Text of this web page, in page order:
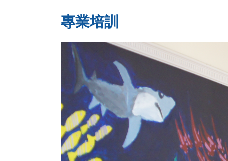
專業培訓